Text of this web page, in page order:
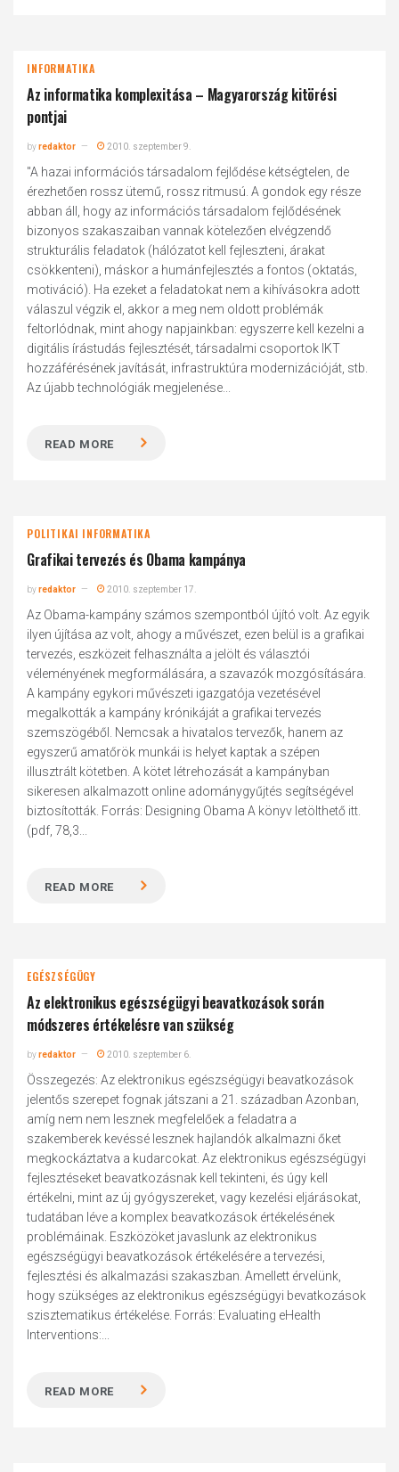
INFORMATIKA
Az informatika komplexitása – Magyarország kitörési
pontjai
byredaktor 2010. szeptember 9.
"A hazai információs társadalom fejlődése kétségtelen, de
érezhetően rossz ütemű, rossz ritmusú. A gondok egy része
abban áll, hogy az információs társadalom fejlődésének
bizonyos szakaszaiban vannak kötelezően elvégzendő
strukturális feladatok (hálózatot kell fejleszteni, árakat
csökkenteni), máskor a humánfejlesztés a fontos (oktatás,
motiváció). Ha ezeket a feladatokat nem a kihívásokra adott
válaszul végzik el, akkor a meg nem oldott problémák
feltorlódnak, mint ahogy napjainkban: egyszerre kell kezelni a
digitális írástudás fejlesztését, társadalmi csoportok IKT
hozzáférésének javítását, infrastruktúra modernizációját, stb.
Az újabb technológiák megjelenése...
READ MORE
POLITIKAI INFORMATIKA
Grafikai tervezés és Obama kampánya
byredaktor 2010. szeptember 17.
Az Obama-kampány számos szempontból újító volt. Az egyik
ilyen újítása az volt, ahogy a művészet, ezen belül is a grafikai
tervezés, eszközeit felhasználta a jelölt és választói
véleményének megformálására, a szavazók mozgósítására.
A kampány egykori művészeti igazgatója vezetésével
megalkották a kampány krónikáját a grafikai tervezés
szemszögéből. Nemcsak a hivatalos tervezők, hanem az
egyszerű amatőrök munkái is helyet kaptak a szépen
illusztrált kötetben. A kötet létrehozását a kampányban
sikeresen alkalmazott online adománygyűjtés segítségével
biztosították. Forrás: Designing Obama A könyv letölthető itt.
(pdf, 78,3...
READ MORE
EGÉSZSÉGÜGY
Az elektronikus egészségügyi beavatkozások során
módszeres értékelésre van szükség
byredaktor 2010. szeptember 6.
Összegezés: Az elektronikus egészségügyi beavatkozások
jelentős szerepet fognak játszani a 21. században Azonban,
amíg nem nem lesznek megfelelőek a feladatra a
szakemberek kevéssé lesznek hajlandók alkalmazni őket
megkockáztatva a kudarcokat. Az elektronikus egészségügyi
fejlesztéseket beavatkozásnak kell tekinteni, és úgy kell
értékelni, mint az új gyógyszereket, vagy kezelési eljárásokat,
tudatában léve a komplex beavatkozások értékelésének
problémáinak. Eszközöket javaslunk az elektronikus
egészségügyi beavatkozások értékelésére a tervezési,
fejlesztési és alkalmazási szakaszban. Amellett érvelünk,
hogy szükséges az elektronikus egészségügyi bevatkozások
szisztematikus értékelése. Forrás: Evaluating eHealth
Interventions:...
READ MORE